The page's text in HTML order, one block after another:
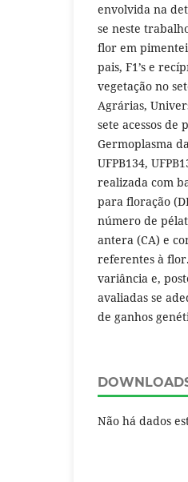
envolvida na
se neste
flor em
pais, F1’s e
vegetação no
Agrárias,
sete acessos
Germoplasma da
UFPB134,
realizada com
para floração
número de
antera (CA) e
referentes à
variância e,
avaliadas se
de ganhos
Não há dados